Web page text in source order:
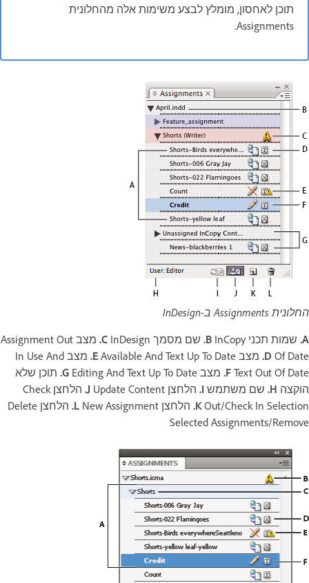
תוכן לאחסון, מומלץ לבצע משימות אלה מהחלונית
Assignments.
החלונית Assignments ב-InDesign
A. שמות תכני InCopy‏ B. שם מסמך InDesign‏ C.
מצב Assignment Out
Of Date‏
D. מצב Available And Text Up To Date‏ E.
מצב In Use And
Text Out Of Date‏
F. מצב Editing And Text Up To Date‏ G. תוכן שלא
הוקצה H. שם משתמש I. הלחצן Update Content‏ J.
הלחצן Check
Out/Check In Selection‏
K. הלחצן New Assignment‏ L.
הלחצן Delete
Selected Assignments/Remove